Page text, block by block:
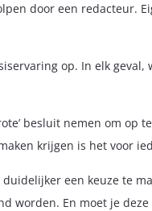
door een redacteur.
op. In elk geval,
besluit nemen om op
krijgen is het voor
een keuze te
worden. En moet je deze